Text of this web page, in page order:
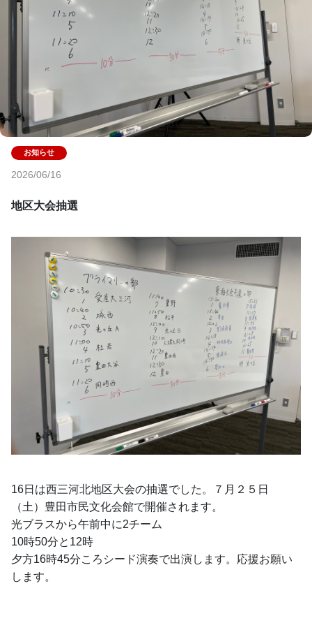
2026/06/16
地区大会抽選
16日は西三河北地区大会の抽選でした。７月２５日
（土）豊田市民文化会館で開催されます。
光ブラスから午前中に2チーム
10時50分と12時
夕方16時45分ころシード演奏で出演します。応援お願い
します。